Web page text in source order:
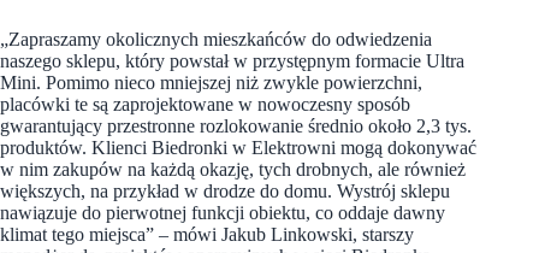
„Zapraszamy okolicznych mieszkańców do odwiedzenia
naszego sklepu, który powstał w przystępnym formacie Ultra
Mini. Pomimo nieco mniejszej niż zwykle powierzchni,
placówki te są zaprojektowane w nowoczesny sposób
gwarantujący przestronne rozlokowanie średnio około 2,3 tys.
produktów. Klienci Biedronki w Elektrowni mogą dokonywać
w nim zakupów na każdą okazję, tych drobnych, ale również
większych, na przykład w drodze do domu. Wystrój sklepu
nawiązuje do pierwotnej funkcji obiektu, co oddaje dawny
klimat tego miejsca” – mówi Jakub Linkowski, starszy